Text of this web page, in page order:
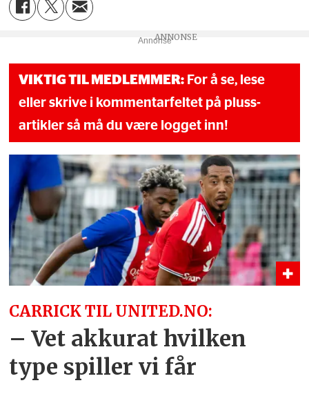
Annonse
VIKTIG TIL MEDLEMMER: For å se, lese
eller skrive i kommentarfeltet på pluss-
artikler så må du være logget inn!
CARRICK TIL UNITED.NO:
– Vet akkurat hvilken
type spiller vi får